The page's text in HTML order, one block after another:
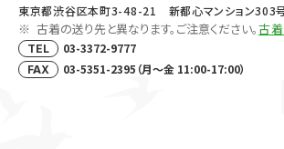
東京都渋谷区本町3-48-21 新都心マンション303
古着の送り先と異なります。ご注意ください。古
TEL 03-3372-9777
FAX 03-5351-2395（月～金 11:00-17:00）